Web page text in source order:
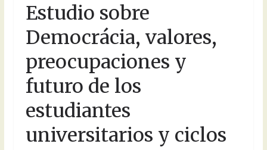
Estudio sobre
Democrácia, valores,
preocupaciones y
futuro de los
estudiantes
universitarios y ciclos